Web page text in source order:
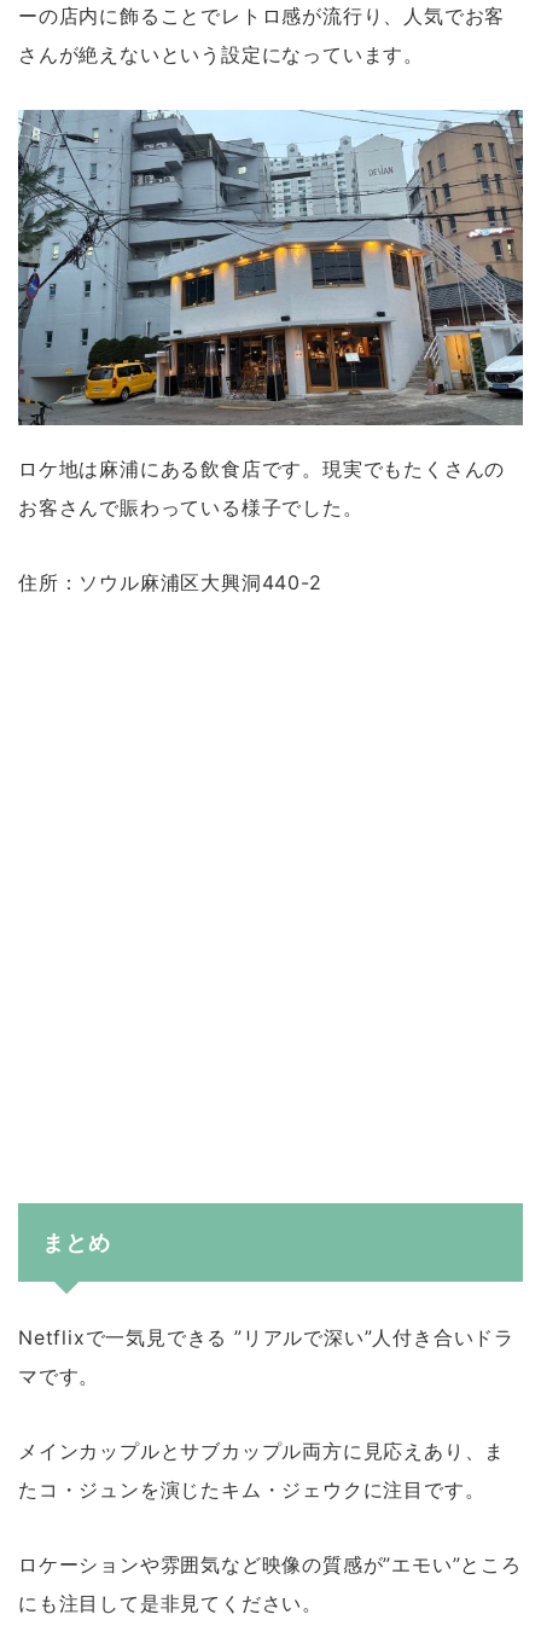
ーの店内に飾ることでレトロ感が流行り、人気でお客
さんが絶えないという設定になっています。
ロケ地は麻浦にある飲食店です。現実でもたくさんの
お客さんで賑わっている様子でした。
住所：ソウル麻浦区大興洞440-2
まとめ
Netflixで一気見できる ”リアルで深い”人付き合いドラ
マです。
メインカップルとサブカップル両方に見応えあり、ま
たコ・ジュンを演じたキム・ジェウクに注目です。
ロケーションや雰囲気など映像の質感が”エモい”ところ
にも注目して是非見てください。